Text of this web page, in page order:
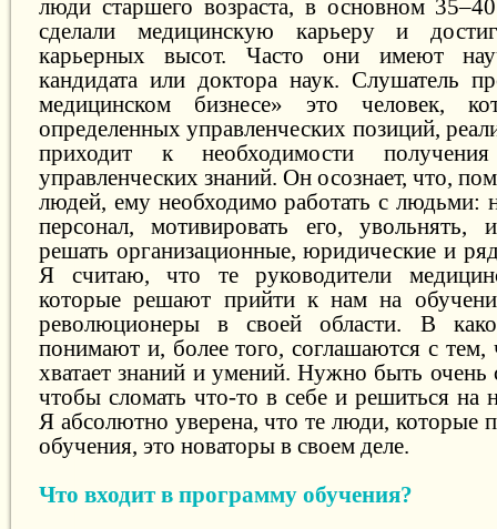
люди старшего возраста, в основном
сделали медицинскую карьеру и
карьерных высот. Часто они имеют
кандидата или доктора наук. Слушатель
медицинском бизнесе» это человек,
определенных управленческих позиций,
приходит к необходимости получения
управленческих знаний. Он осознает, что,
людей, ему необходимо работать с людьми:
персонал, мотивировать его, увольнять,
решать организационные, юридические и
Я считаю, что те руководители
которые решают прийти к нам на
революционеры в своей области. В
понимают и, более того, соглашаются с
хватает знаний и умений. Нужно быть очень
чтобы сломать что-то в себе и решиться на
Я абсолютно уверена, что те люди, которые
обучения, это новаторы в своем деле.
Что входит в программу обучения?